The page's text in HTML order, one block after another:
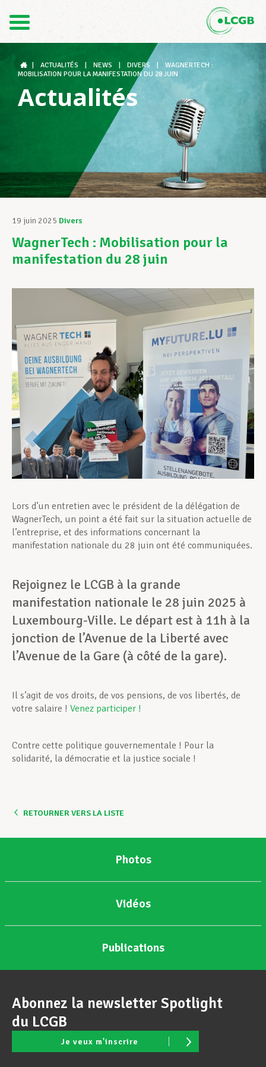
DE
Le LCGB
Structures syndicales
Assistance au Travail
Vos droits
Assistance en vie privée
Développement professionnel
Devenir Membre
Actualités
ACTUALITÉS NEWS DIVERS
WAGNERTECH :
MOBILISATION POUR LA MANIFESTATION DU 28 JUIN
Actualités
19 juin 2025 Divers
WagnerTech : Mobilisation pour la
manifestation du 28 juin
Lors d’un entretien avec le président de la délégation de
WagnerTech, un point a été fait sur la situation actuelle de
l’entreprise, et des informations concernant la
manifestation nationale du 28 juin ont été communiquées.
Rejoignez le LCGB à la grande
manifestation nationale le 28 juin 2025 à
Luxembourg-Ville. Le départ est à 11h à la
jonction de l’Avenue de la Liberté avec
l’Avenue de la Gare (à côté de la gare).
Il s’agit de vos droits, de vos pensions, de vos libertés, de
votre salaire ! Venez participer !
Contre cette politique gouvernementale ! Pour la
solidarité, la démocratie et la justice sociale !
RETOURNER VERS LA LISTE
Photos
Vidéos
Publications
Abonnez la newsletter Spotlight
du LCGB
Je veux m'inscrire